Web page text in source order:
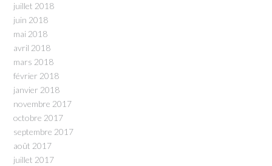
juillet 2018
juin 2018
mai 2018
avril 2018
mars 2018
février 2018
janvier 2018
novembre 2017
octobre 2017
septembre 2017
août 2017
juillet 2017